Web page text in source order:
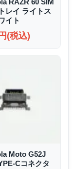
RAZR 60 SIM
レイ ライトス
イト
(税込)
Moto G52J
Cコネクタ